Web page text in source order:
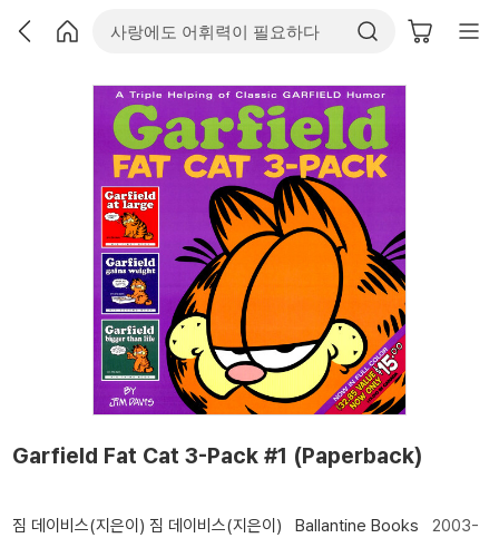
Garfield Fat Cat 3-Pack #1 (Paperback)
짐 데이비스(지은이) 짐 데이비스(지은이) Ballantine Books 2003-